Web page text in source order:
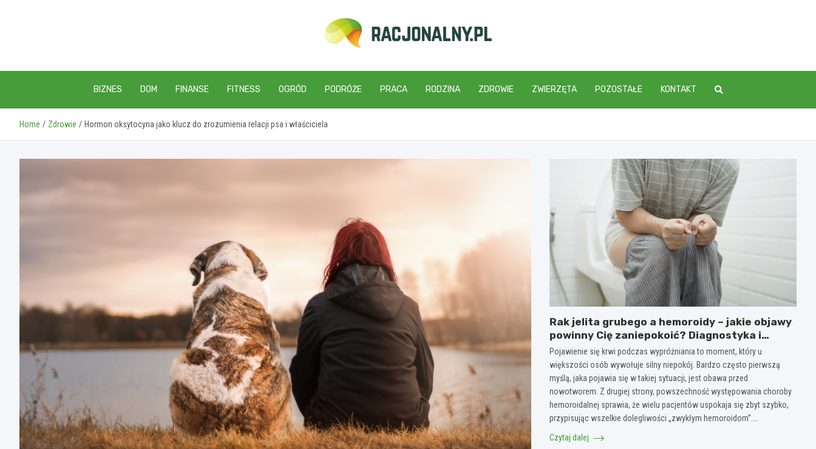
racjonalny.pl
BIZNES DOM FINANSE FITNESS OGRÓD PODRÓŻE PRACA RODZINA ZDROWIE ZWIERZĘTA POZOSTAŁE KONTAKT
Home Zdrowie Hormon oksytocyna jako klucz do zrozumienia relacji psa i właściciela
Rak jelita grubego a hemoroidy – jakie objawy
powinny Cię zaniepokoić? Diagnostyka i
różnice
Pojawienie się krwi podczas wypróżniania to moment, który u
większości osób wywołuje silny niepokój. Bardzo często pierwszą
myślą, jaka pojawia się w takiej sytuacji, jest obawa przed
nowotworem. Z drugiej strony, powszechność występowania choroby
hemoroidalnej sprawia, że wielu pacjentów uspokaja się zbyt szybko,
przypisując wszelkie dolegliwości „zwykłym hemoroidom”.…
Czytaj dalej